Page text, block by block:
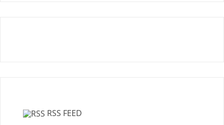
RSS FEED